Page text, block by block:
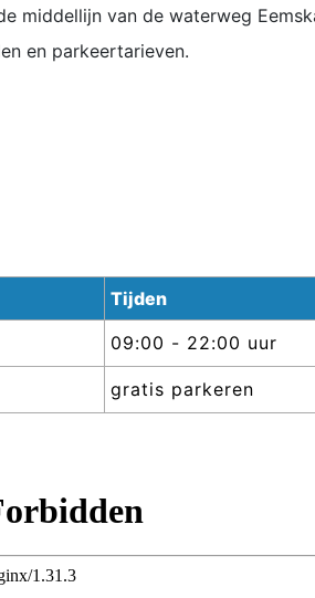
middellijn van de waterweg
en parkeertarieven.
Tijden
09:00 - 22:00 uur
gratis parkeren